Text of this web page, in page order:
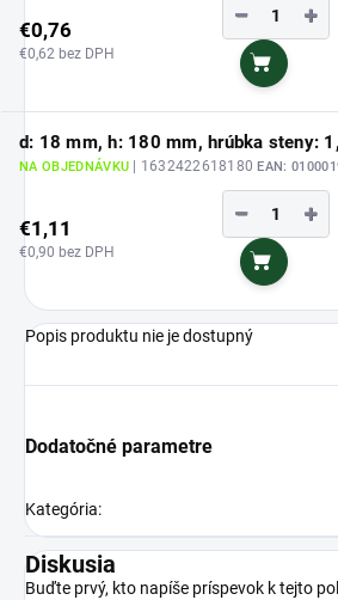
€0,76
€0,62 bez DPH
+
−
Do
d: 18 mm, h: 180 mm, hrúbka steny:
NA OBJEDNÁVKU | 1632422618180EAN:
€1,11
€0,90 bez DPH
+
−
Do
Popis produktu nie je dostupný
Dodatočné parametre
Kategória:
Diskusia
Buďte prvý, kto napíše príspevok k tejto